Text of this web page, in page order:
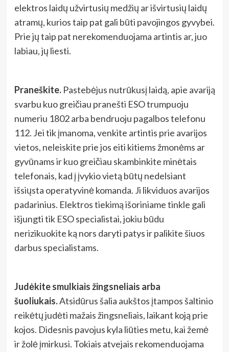
elektros laidų užvirtusių medžių ar išvirtusių laidų
atramų, kurios taip pat gali būti pavojingos gyvybei.
Prie jų taip pat nerekomenduojama artintis ar, juo
labiau, jų liesti.
Praneškite.Pastebėjus nutrūkusį laidą, apie avariją
svarbu kuo greičiau pranešti ESO trumpuoju
numeriu 1802 arba bendruoju pagalbos telefonu
112. Jei tik įmanoma, venkite artintis prie avarijos
vietos, neleiskite prie jos eiti kitiems žmonėms ar
gyvūnams ir kuo greičiau skambinkite minėtais
telefonais, kad į įvykio vietą būtų nedelsiant
išsiųsta operatyvinė komanda. Ji likviduos avarijos
padarinius. Elektros tiekimą išoriniame tinkle gali
išjungti tik ESO specialistai, jokiu būdu
nerizikuokite ką nors daryti patys ir palikite šiuos
darbus specialistams.
Judėkite smulkiais žingsneliais arba
šuoliukais.Atsidūrus šalia aukštos įtampos šaltinio
reikėtų judėti mažais žingsneliais, laikant koją prie
kojos. Didesnis pavojus kyla liūties metu, kai žemė
ir žolė įmirkusi. Tokiais atvejais rekomenduojama